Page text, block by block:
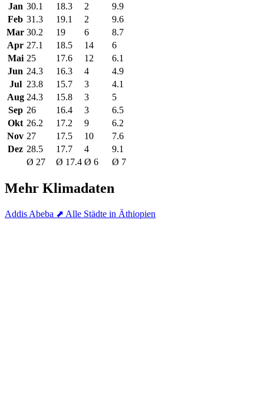
Jan 30.1 18.3 2
9.9
Feb 31.3 19.1 2
9.6
Mar 30.2 19 6
8.7
Apr 27.1 18.5 14
6
Mai 25 17.6 12
6.1
Jun 24.3 16.3 4
4.9
Jul 23.8 15.7 3
4.1
Aug 24.3 15.8 3
5
Sep 26 16.4 3
6.5
Okt 26.2 17.2 9
6.2
Nov 27 17.5 10
7.6
Dez 28.5 17.7 4
9.1
Ø 27
Ø 17.4 Ø 6 Ø 7
Mehr Klimadaten
Addis Abeba ⬈ Alle Städte in Äthiopien